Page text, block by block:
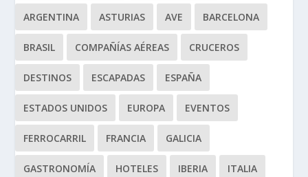
ARGENTINA ASTURIAS AVE BARCELONA
BRASIL COMPAÑÍAS AÉREAS CRUCEROS
DESTINOS ESCAPADAS ESPAÑA
ESTADOS UNIDOS EUROPA EVENTOS
FERROCARRIL FRANCIA GALICIA
GASTRONOMÍA HOTELES IBERIA ITALIA